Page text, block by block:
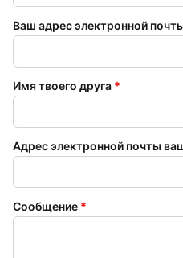
Ваш адрес электронной
Имя твоего друга *
Адрес электронной почты
Сообщение *